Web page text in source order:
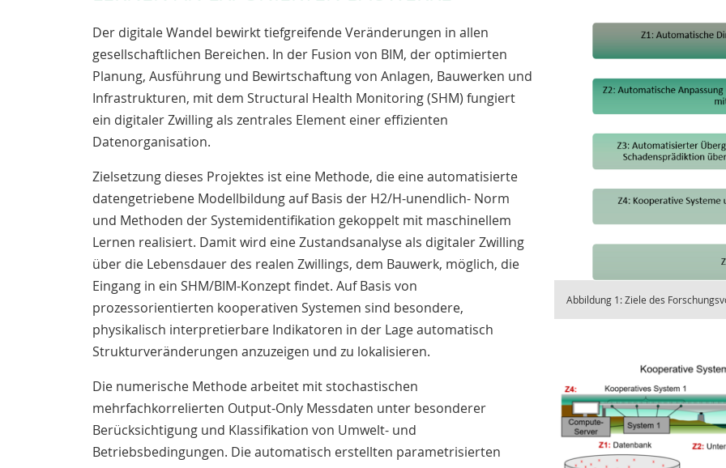
Der digitale Wandel bewirkt tiefgreifende Veränderungen in allen
gesellschaftlichen Bereichen. In der Fusion von BIM, der optimierten
Planung, Ausführung und Bewirtschaftung von Anlagen, Bauwerken und
Infrastrukturen, mit dem Structural Health Monitoring (SHM) fungiert
ein digitaler Zwilling als zentrales Element einer effizienten
Datenorganisation.
Zielsetzung dieses Projektes ist eine Methode, die eine automatisierte
datengetriebene Modellbildung auf Basis der H2/H-unendlich- Norm
und Methoden der Systemidentifikation gekoppelt mit maschinellem
Lernen realisiert. Damit wird eine Zustandsanalyse als digitaler Zwilling
über die Lebensdauer des realen Zwillings, dem Bauwerk, möglich, die
Eingang in ein SHM/BIM-Konzept findet. Auf Basis von
prozessorientierten kooperativen Systemen sind besondere,
physikalisch interpretierbare Indikatoren in der Lage automatisch
Strukturveränderungen anzuzeigen und zu lokalisieren.
Die numerische Methode arbeitet mit stochastischen
mehrfachkorrelierten Output-Only Messdaten unter besonderer
Berücksichtigung und Klassifikation von Umwelt- und
Betriebsbedingungen. Die automatisch erstellten parametrisierten
Abbildung 1: Ziele des